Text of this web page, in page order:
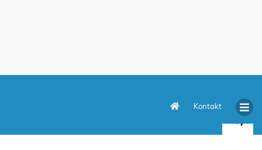
Kontakt